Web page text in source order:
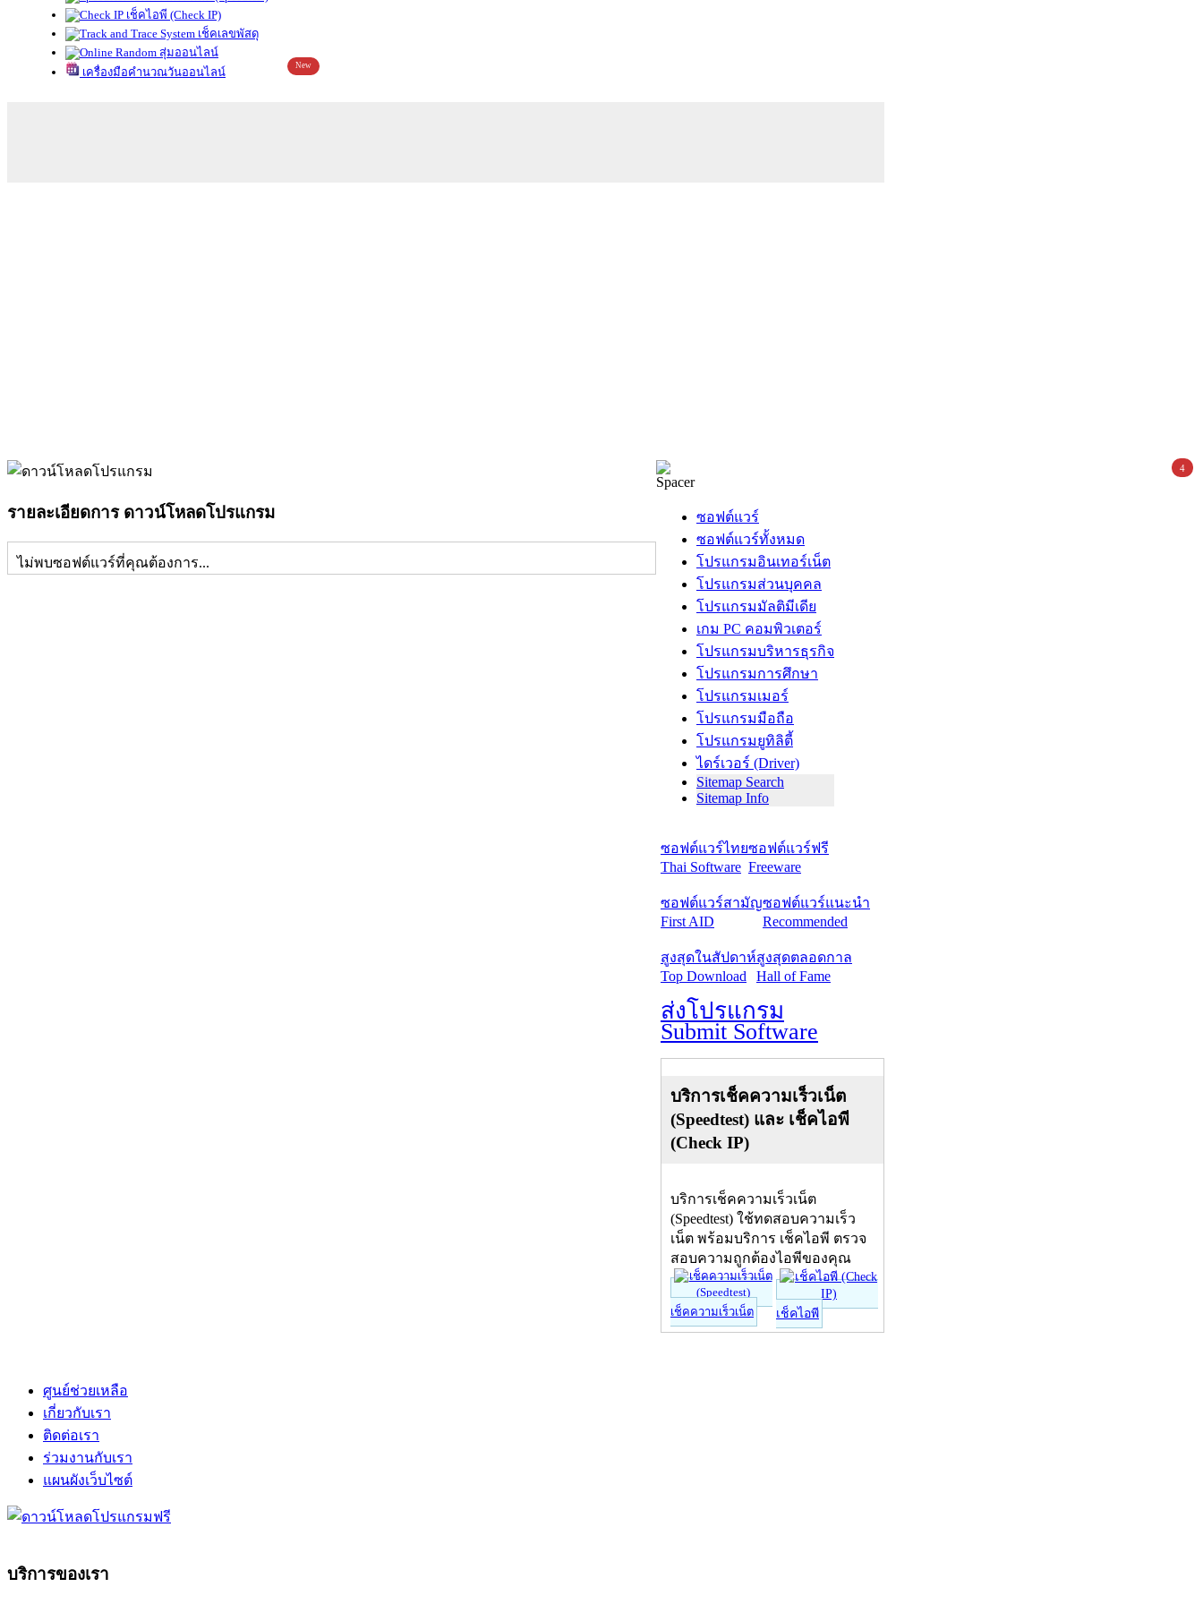
เช็คไอพี (Check IP)
เช็คเลขพัสดุ
สุ่มออนไลน์
เครื่องมือคำนวณวันออนไลน์
New
รายละเอียดการ ดาวน์โหลดโปรแกรม
ไม่พบซอฟต์แวร์ที่คุณต้องการ...
ซอฟต์แวร์
ซอฟต์แวร์ทั้งหมด
โปรแกรมอินเทอร์เน็ต
โปรแกรมส่วนบุคคล
โปรแกรมมัลติมีเดีย
เกม PC คอมพิวเตอร์
โปรแกรมบริหารธุรกิจ
โปรแกรมการศึกษา
โปรแกรมเมอร์
โปรแกรมมือถือ
โปรแกรมยูทิลิตี้
ไดร์เวอร์ (Driver)
Sitemap Search
Sitemap Info
ซอฟต์แวร์ไทย
Thai Software
ซอฟต์แวร์ฟรี
Freeware
ซอฟต์แวร์สามัญ
First AID
ซอฟต์แวร์แนะนำ
Recommended
สูงสุดในสัปดาห์
Top Download
สูงสุดตลอดกาล
Hall of Fame
ส่งโปรแกรม
Submit Software
บริการเช็คความเร็วเน็ต
(Speedtest) และ เช็คไอพี
(Check IP)
บริการเช็คความเร็วเน็ต
(Speedtest) ใช้ทดสอบความเร็ว
เน็ต พร้อมบริการ เช็คไอพี ตรวจ
สอบความถูกต้องไอพีของคุณ
เช็คความเร็วเน็ต เช็คไอพี
ศูนย์ช่วยเหลือ
เกี่ยวกับเรา
ติดต่อเรา
ร่วมงานกับเรา
4
แผนผังเว็บไซต์
บริการของเรา